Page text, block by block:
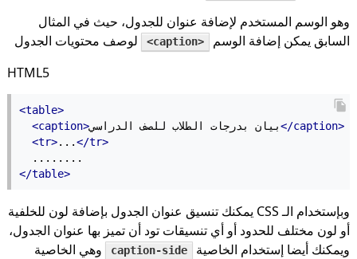
وهو الوسم المستخدم لإضافة عنوان للجدول، حيث في المثال
السابق يمكن إضافة الوسم
<caption>
لوصف محتويات الجدول
HTML5
<table>
<caption>بيان بدرجات الطلاب للصف الدراسي</caption>
<tr>...</tr>
  ........
</table>
وبإستخدام الـ CSS يمكنك تنسيق عنوان الجدول بإضافة لون للخلفية
أو لون مختلف للحدود أو أي تنسيقات تود أن تميز بها عنوان الجدول،
ويمكنك أيضا إستخدام الخاصية
caption-side
وهي الخاصية